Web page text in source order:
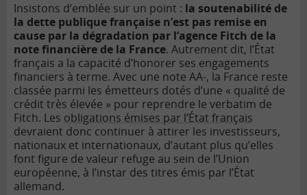
Insistons d’emblée sur un point : la soutenabilité de
la dette publique française n’est pas remise en
cause par la dégradation par l’agence Fitch de la
note financière de la France. Autrement dit, l’État
français a la capacité d’honorer ses engagements
financiers à terme. Avec une note AA-, la France reste
classée parmi les émetteurs dotés d’une « qualité de
crédit très élevée » pour reprendre le verbatim de
Fitch. Les obligations émises par l’État français
devraient donc continuer à attirer les investisseurs,
nationaux et internationaux, d’autant plus qu’elles
font figure de valeur refuge au sein de l’Union
européenne, à l’instar des titres émis par l’État
allemand.